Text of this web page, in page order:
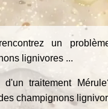
un
lignivores ...
d'un traitement
champignons